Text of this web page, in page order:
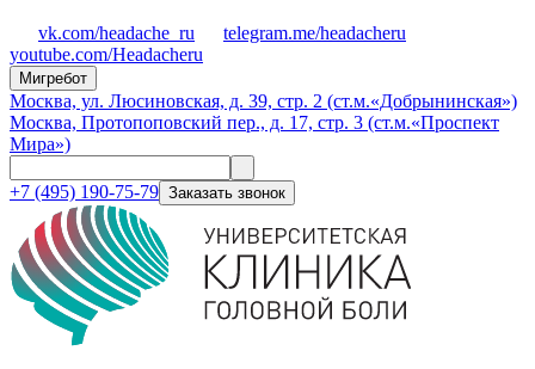
vk.com/headache_ru
telegram.me/headacheru
youtube.com/Headacheru
Мигребот
Москва, ул. Люсиновская, д. 39, стр. 2 (ст.м.«Добрынинская»)
Москва, Протопоповский пер., д. 17, стр. 3 (ст.м.«Проспект
Мира»)
+7 (495) 190-75-79 Заказать звонок